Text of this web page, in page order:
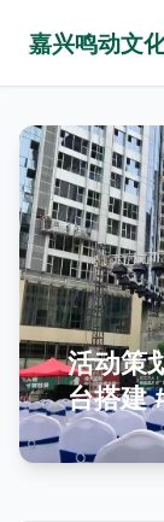
嘉兴鸣动文
活动策
台搭建